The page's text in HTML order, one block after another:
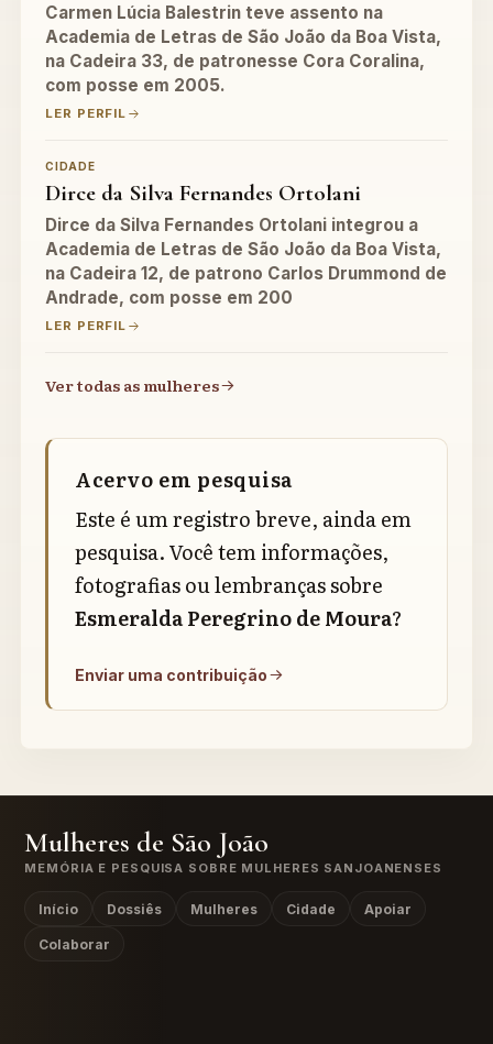
Carmen Lúcia Balestrin teve assento na
Academia de Letras de São João da Boa Vista,
na Cadeira 33, de patronesse Cora Coralina,
com posse em 2005.
LER PERFIL
CIDADE
Dirce da Silva Fernandes Ortolani
Dirce da Silva Fernandes Ortolani integrou a
Academia de Letras de São João da Boa Vista,
na Cadeira 12, de patrono Carlos Drummond de
Andrade, com posse em 200
LER PERFIL
Ver todas as mulheres
Acervo em pesquisa
Este é um registro breve, ainda em
pesquisa. Você tem informações,
fotografias ou lembranças sobre
Esmeralda Peregrino de Moura?
Enviar uma contribuição
Mulheres de São João
MEMÓRIA E PESQUISA SOBRE MULHERES SANJOANENSES
Início Dossiês Mulheres Cidade Apoiar
Colaborar